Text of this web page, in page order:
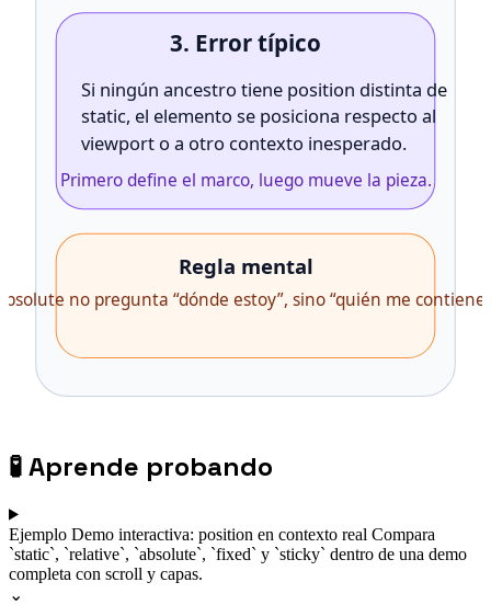
🧪Aprende probando
Ejemplo Demo interactiva: position en contexto real Compara
`static`, `relative`, `absolute`, `fixed` y `sticky` dentro de una demo
completa con scroll y capas.
⌄